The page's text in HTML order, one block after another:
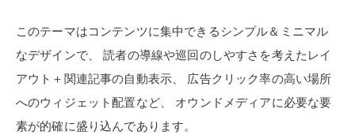
このテーマはコンテンツに集中できるシンプル＆ミニマル
なデザインで、
読者の導線や巡回のしやすさを考えたレイ
アウト＋関連記事の自動表示、
広告クリック率の高い場所
へのウィジェット配置など、
オウンドメディアに必要な要
素が的確に盛り込んであります。